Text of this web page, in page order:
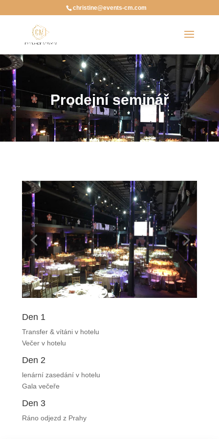
christine@events-cm.com
Prodejní seminář
Den 1
Transfer & vítáni v hotelu
Večer v hotelu
Den 2
lenární zasedání v hotelu
Gala večeře
Den 3
Ráno odjezd z Prahy